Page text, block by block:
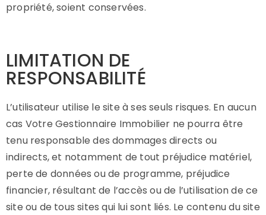
propriété, soient conservées.
LIMITATION DE
RESPONSABILITÉ
L’utilisateur utilise le site à ses seuls risques. En aucun
cas Votre Gestionnaire Immobilier ne pourra être
tenu responsable des dommages directs ou
indirects, et notamment de tout préjudice matériel,
perte de données ou de programme, préjudice
financier, résultant de l’accès ou de l’utilisation de ce
site ou de tous sites qui lui sont liés. Le contenu du site